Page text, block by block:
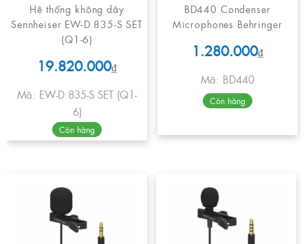
Hệ thống không dây
Sennheiser EW-D 835-S SET
(Q1-6)
19.820.000₫
Mã: EW-D 835-S SET (Q1-
6)
Còn hàng
BD440 Condenser
Microphones Behringer
1.280.000₫
Mã: BD440
Còn hàng